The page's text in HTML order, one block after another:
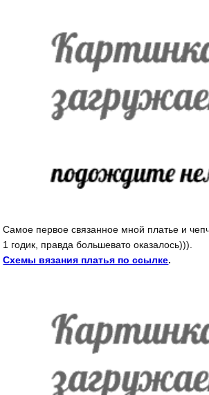
Самое первое связанное мной платье и
1 годик, правда большевато оказалось))).
Схемы вязания платья по ссылке.